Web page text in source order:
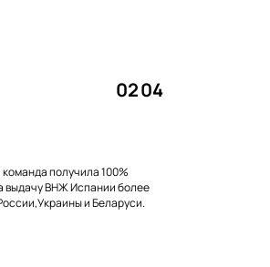
04
02
получила 100%
выдачу ВНЖ Испании более
и Беларуси.